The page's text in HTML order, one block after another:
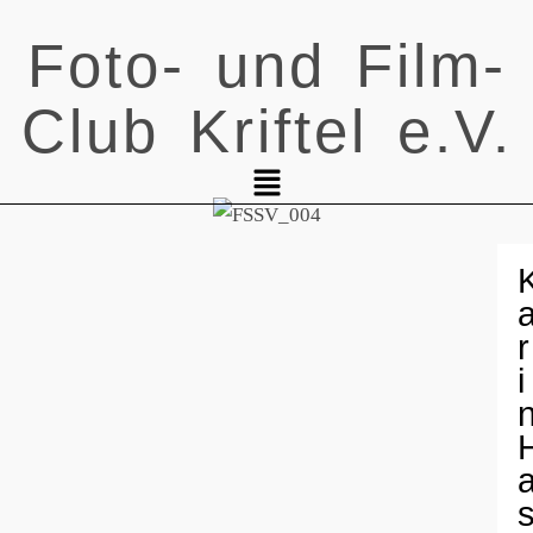
Foto- und Film-
Club Kriftel e.V.
r
i